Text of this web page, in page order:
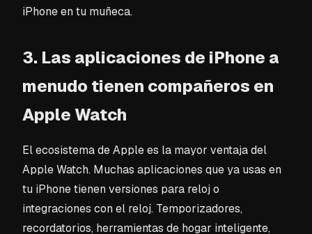
iPhone en tu muñeca.
3. Las aplicaciones de iPhone a
menudo tienen compañeros en
Apple Watch
El ecosistema de Apple es la mayor ventaja del
Apple Watch. Muchas aplicaciones que ya usas en
tu iPhone tienen versiones para reloj o
integraciones con el reloj. Temporizadores,
recordatorios, herramientas de hogar inteligente,